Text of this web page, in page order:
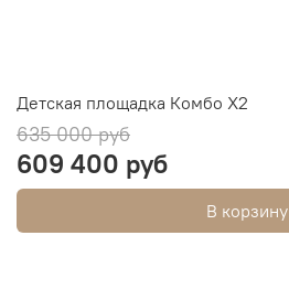
Детская площадка Комбо Х2
635 000 руб
609 400 руб
В корзину